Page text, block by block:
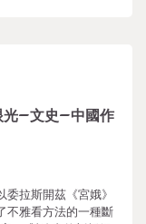
光–文史–中國作
拉斯開茲《宮娥》
不雅看方法的一種斷